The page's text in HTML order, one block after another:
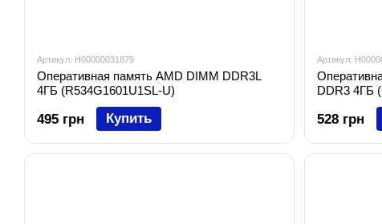
Артикул: H00000031879
Оперативная память AMD DIMM DDR3L
4ГБ (R534G1601U1SL-U)
495 грн Купить
Артикул:
DDR3 4ГБ
528 грн